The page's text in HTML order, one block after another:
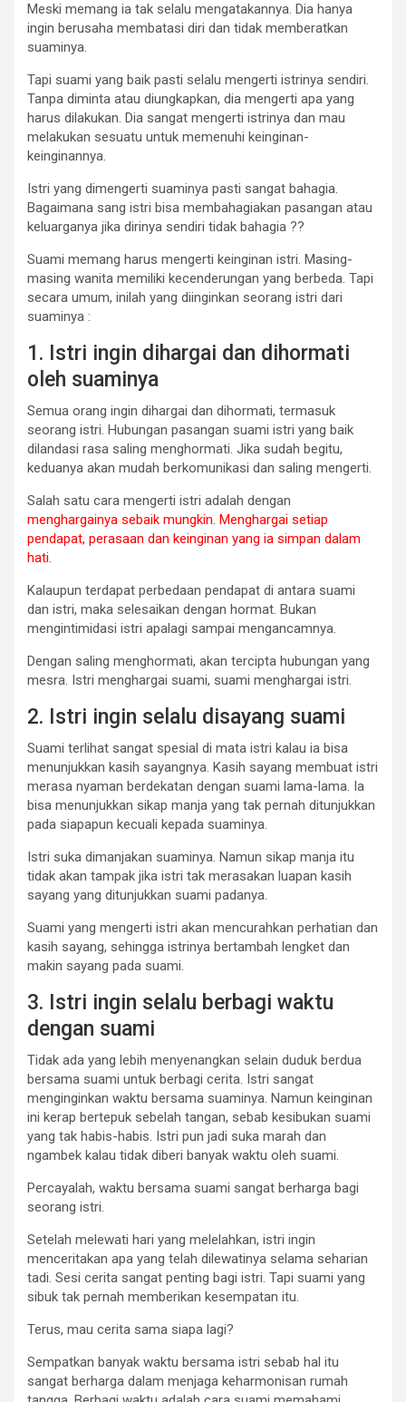
Meski memang ia tak selalu mengatakannya. Dia hanya
ingin berusaha membatasi diri dan tidak memberatkan
suaminya.
Tapi suami yang baik pasti selalu mengerti istrinya sendiri.
Tanpa diminta atau diungkapkan, dia mengerti apa yang
harus dilakukan. Dia sangat mengerti istrinya dan mau
melakukan sesuatu untuk memenuhi keinginan-
keinginannya.
Istri yang dimengerti suaminya pasti sangat bahagia.
Bagaimana sang istri bisa membahagiakan pasangan atau
keluarganya jika dirinya sendiri tidak bahagia ??
Suami memang harus mengerti keinginan istri. Masing-
masing wanita memiliki kecenderungan yang berbeda. Tapi
secara umum, inilah yang diinginkan seorang istri dari
suaminya :
1. Istri ingin dihargai dan dihormati
oleh suaminya
Semua orang ingin dihargai dan dihormati, termasuk
seorang istri. Hubungan pasangan suami istri yang baik
dilandasi rasa saling menghormati. Jika sudah begitu,
keduanya akan mudah berkomunikasi dan saling mengerti.
Salah satu cara mengerti istri adalah dengan
menghargainya sebaik mungkin. Menghargai setiap
pendapat, perasaan dan keinginan yang ia simpan dalam
hati.
Kalaupun terdapat perbedaan pendapat di antara suami
dan istri, maka selesaikan dengan hormat. Bukan
mengintimidasi istri apalagi sampai mengancamnya.
Dengan saling menghormati, akan tercipta hubungan yang
mesra. Istri menghargai suami, suami menghargai istri.
2. Istri ingin selalu disayang suami
Suami terlihat sangat spesial di mata istri kalau ia bisa
menunjukkan kasih sayangnya. Kasih sayang membuat istri
merasa nyaman berdekatan dengan suami lama-lama. Ia
bisa menunjukkan sikap manja yang tak pernah ditunjukkan
pada siapapun kecuali kepada suaminya.
Istri suka dimanjakan suaminya. Namun sikap manja itu
tidak akan tampak jika istri tak merasakan luapan kasih
sayang yang ditunjukkan suami padanya.
Suami yang mengerti istri akan mencurahkan perhatian dan
kasih sayang, sehingga istrinya bertambah lengket dan
makin sayang pada suami.
3. Istri ingin selalu berbagi waktu
dengan suami
Tidak ada yang lebih menyenangkan selain duduk berdua
bersama suami untuk berbagi cerita. Istri sangat
menginginkan waktu bersama suaminya. Namun keinginan
ini kerap bertepuk sebelah tangan, sebab kesibukan suami
yang tak habis-habis. Istri pun jadi suka marah dan
ngambek kalau tidak diberi banyak waktu oleh suami.
Percayalah, waktu bersama suami sangat berharga bagi
seorang istri.
Setelah melewati hari yang melelahkan, istri ingin
menceritakan apa yang telah dilewatinya selama seharian
tadi. Sesi cerita sangat penting bagi istri. Tapi suami yang
sibuk tak pernah memberikan kesempatan itu.
Terus, mau cerita sama siapa lagi?
Sempatkan banyak waktu bersama istri sebab hal itu
sangat berharga dalam menjaga keharmonisan rumah